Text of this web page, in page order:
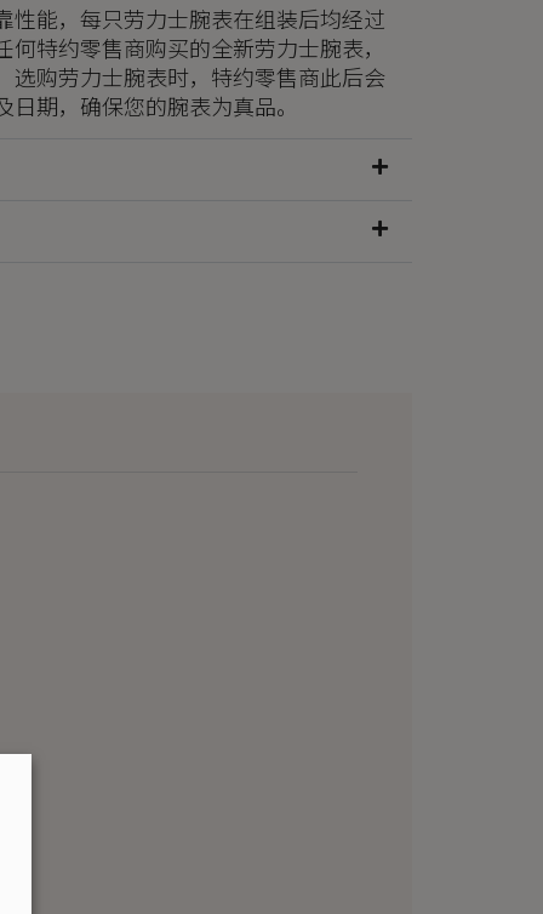
性能，每只劳力士腕表在组装后均经过
特约零售商购买的全新劳力士腕表，
选购劳力士腕表时，特约零售商此后会
期，确保您的腕表为真品。